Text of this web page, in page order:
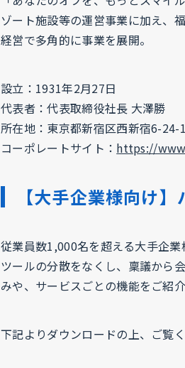
ゾート施設等の運営事業に加え、
経営で多角的に事業を展開。
設立：1931年2月27日
代表者：代表取締役社長 大澤勝
所在地：東京都新宿区西新宿6-24-1
コーポレートサイト： https://
【大手企業様向け
従業員数1,000名を超える大手企業
ツールの分散をなくし、稟議から
みや、サービスごとの機能をご紹介
下記よりダウンロードの上、ご覧く